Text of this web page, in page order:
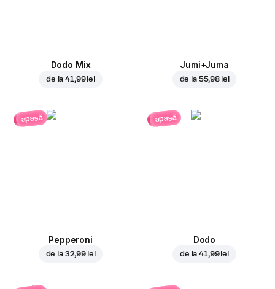
Dodo Mix
de la41,99 lei
Jumi+Juma
de la 55,98 lei
apasă
Pepperoni
de la 32,99 lei
apasă
Dodo
de la41,99 lei